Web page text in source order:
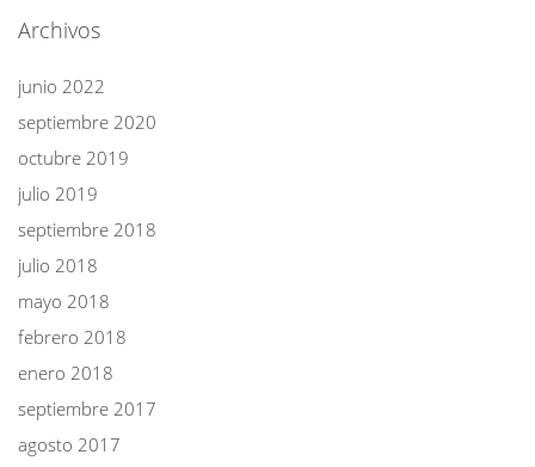
Archivos
junio 2022
septiembre 2020
octubre 2019
julio 2019
septiembre 2018
julio 2018
mayo 2018
febrero 2018
enero 2018
septiembre 2017
agosto 2017